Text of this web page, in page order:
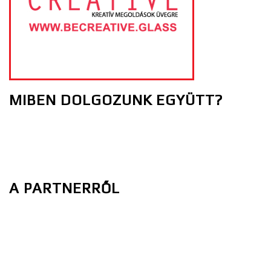
MIBEN DOLGOZUNK EGYÜTT?
A PARTNERRŐL